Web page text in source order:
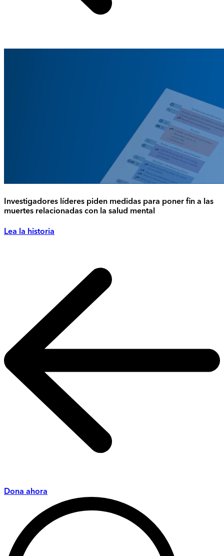
Investigadores líderes piden medidas para poner fin a las
muertes relacionadas con la salud mental
Lea la historia
Dona ahora